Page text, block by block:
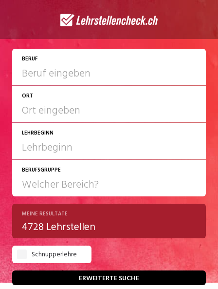
BERUF
ORT
LEHRBEGINN
2027
2028
BERUFSGRUPPE
Chemie/Pharma
Gastgewerbe
Gesundheit/Pflege/Soziales
Handwerk/Technik
MEINE RESULTATE
4728 Lehrstellen
Schnupperlehre
ERWEITERTE SUCHE